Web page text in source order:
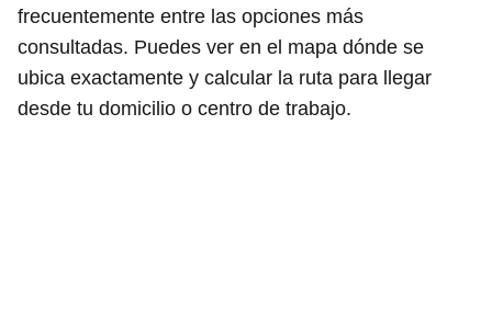
frecuentemente entre las opciones más
consultadas. Puedes ver en el mapa dónde se
ubica exactamente y calcular la ruta para llegar
desde tu domicilio o centro de trabajo.